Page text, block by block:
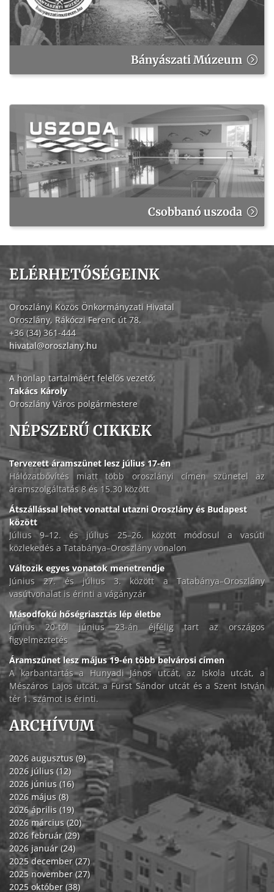
Bányászati Múzeum
Csobbanó uszoda
ELÉRHETŐSÉGEINK
Oroszlányi Közös Önkormányzati Hivatal
Oroszlány, Rákóczi Ferenc út 78.
+36 (34) 361-444
hivatal@oroszlany.hu
A honlap tartalmáért felelős vezető:
Takács Károly
Oroszlány Város polgármestere
NÉPSZERŰ CIKKEK
Tervezett áramszünet lesz július 17-én
Hálózatbővítés miatt több oroszlányi címen szünetel az
áramszolgáltatás 8 és 15.30 között
Átszállással lehet vonattal utazni Oroszlány és Budapest
között
Július 9–12. és július 25–26. között módosul a vasúti
közlekedés a Tatabánya–Oroszlány vonalon
Változik egyes vonatok menetrendje
Június 27. és július 3. között a Tatabánya–Oroszlány
vasútvonalat is érinti a vágányzár
Másodfokú hőségriasztás lép életbe
Június 20-tól június 23-án éjfélig tart az országos
figyelmeztetés
Áramszünet lesz május 19-én több belvárosi címen
A karbantartás a Hunyadi János utcát, az Iskola utcát, a
Mészáros Lajos utcát, a Fürst Sándor utcát és a Szent István
tér 1. számot is érinti.
ARCHÍVUM
2026 augusztus (9)
2026 július (12)
2026 június (16)
2026 május (8)
2026 április (19)
2026 március (20)
2026 február (29)
2026 január (24)
2025 december (27)
2025 november (27)
2025 október (38)